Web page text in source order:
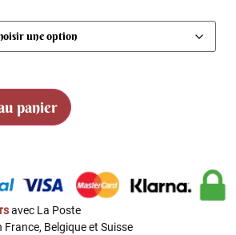
panier
avec La Poste
France, Belgique et Suisse